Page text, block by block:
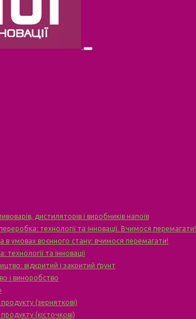
дистиляторів і виробників напоїв
технології та інновації. Вчимося перемагати!
в умовах воєнного стану: вчимося перемагати!
технології та інновації
відкритий і закритий ґрунт
і виноробство
(зерняткові)
(кісточкові)